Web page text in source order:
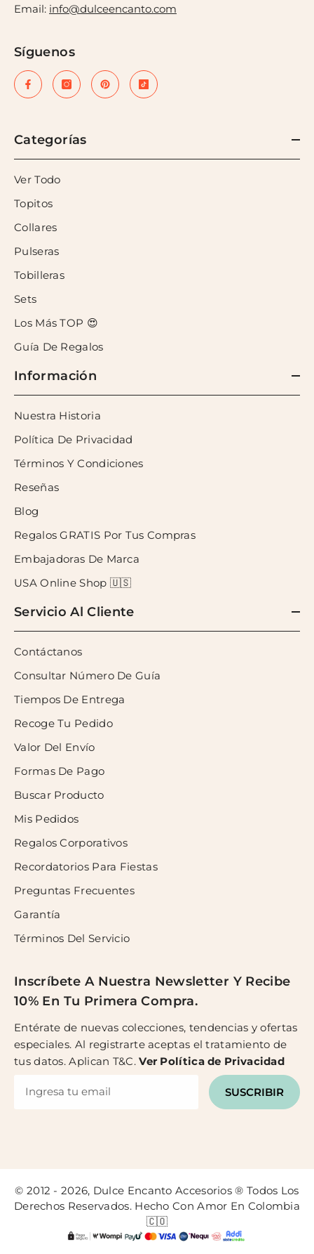
Email: info@dulceencanto.com
Síguenos
Categorías
Ver Todo
Topitos
Collares
Pulseras
Tobilleras
Sets
Los Más TOP 😍
Guía De Regalos
Información
Nuestra Historia
Política De Privacidad
Términos Y Condiciones
Reseñas
Blog
Regalos GRATIS Por Tus Compras
Embajadoras De Marca
USA Online Shop 🇺🇸
Servicio Al Cliente
Contáctanos
Consultar Número De Guía
Tiempos De Entrega
Recoge Tu Pedido
Valor Del Envío
Formas De Pago
Buscar Producto
Mis Pedidos
Regalos Corporativos
Recordatorios Para Fiestas
Preguntas Frecuentes
Garantía
Términos Del Servicio
Inscríbete A Nuestra Newsletter Y Recibe
10% En Tu Primera Compra.
Entérate de nuevas colecciones, tendencias y ofertas
especiales. Al registrarte aceptas el tratamiento de
tus datos. Aplican T&C.Ver Política de Privacidad
SUSCRIBIR
© 2012 - 2026, Dulce Encanto Accesorios ® Todos Los
Derechos Reservados. Hecho Con Amor En Colombia
🇨🇴